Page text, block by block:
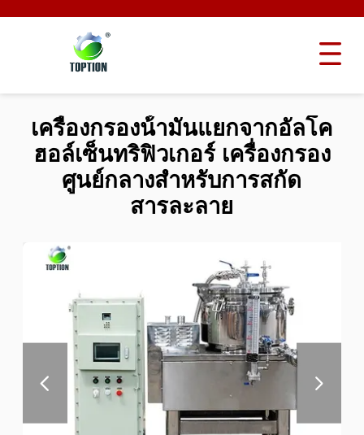
เครื่องกรองน้ํามันแยกจากอัลโค
ฮอล์เซ็นทริฟิวเกอร์ เครื่องกรอง
ศูนย์กลางสําหรับการสกัด
สารละลาย